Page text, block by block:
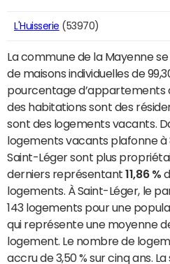
L'Huisserie (53970)
La commune de la Mayenne
de maisons individuelles de
pourcentage d’appartements
des habitations sont des
sont des logements vacants.
logements vacants plafonne à
Saint-Léger sont plus
derniers représentant11,86 %
logements. À Saint-Léger, le
143 logements pour une
qui représente une moyenne
logement. Le nombre de
accru de 3,50 % sur cinq ans.